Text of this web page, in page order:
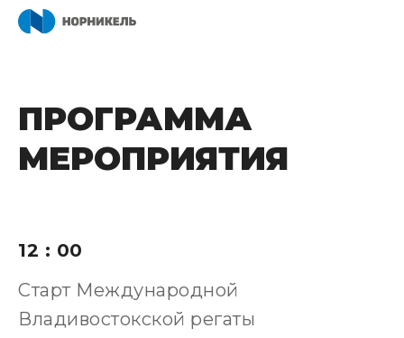
ПРОГРАММА
МЕРОПРИЯТИЯ
12 : 00
Старт Международной
Владивостокской регаты